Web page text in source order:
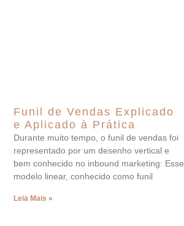
Funil de Vendas Explicado
e Aplicado à Prática
Durante muito tempo, o funil de vendas foi
representado por um desenho vertical e
bem conhecido no inbound marketing: Esse
modelo linear, conhecido como funil
Leia Mais »